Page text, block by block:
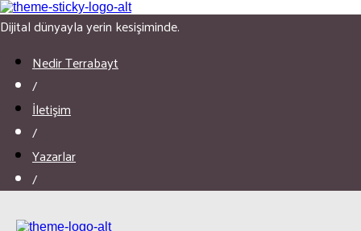
Dijital dünyayla yerin kesişiminde.
Nedir Terrabayt
/
İletişim
/
Yazarlar
/